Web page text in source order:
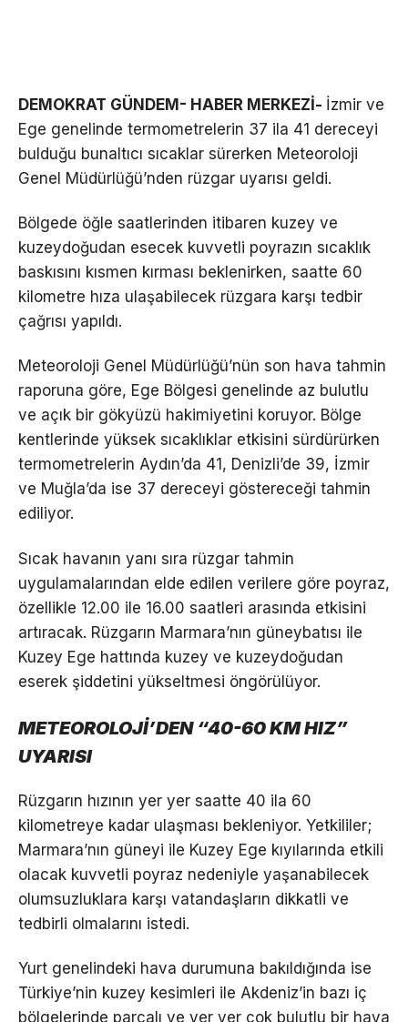
DEMOKRAT GÜNDEM- HABER MERKEZİ- İzmir ve
Ege genelinde termometrelerin 37 ila 41 dereceyi
bulduğu bunaltıcı sıcaklar sürerken Meteoroloji
Genel Müdürlüğü’nden rüzgar uyarısı geldi.
Bölgede öğle saatlerinden itibaren kuzey ve
kuzeydoğudan esecek kuvvetli poyrazın sıcaklık
baskısını kısmen kırması beklenirken, saatte 60
kilometre hıza ulaşabilecek rüzgara karşı tedbir
çağrısı yapıldı.
Meteoroloji Genel Müdürlüğü’nün son hava tahmin
raporuna göre, Ege Bölgesi genelinde az bulutlu
ve açık bir gökyüzü hakimiyetini koruyor. Bölge
kentlerinde yüksek sıcaklıklar etkisini sürdürürken
termometrelerin Aydın’da 41, Denizli’de 39, İzmir
ve Muğla’da ise 37 dereceyi göstereceği tahmin
ediliyor.
Sıcak havanın yanı sıra rüzgar tahmin
uygulamalarından elde edilen verilere göre poyraz,
özellikle 12.00 ile 16.00 saatleri arasında etkisini
artıracak. Rüzgarın Marmara’nın güneybatısı ile
Kuzey Ege hattında kuzey ve kuzeydoğudan
eserek şiddetini yükseltmesi öngörülüyor.
METEOROLOJİ’DEN “40-60 KM HIZ”
UYARISI
Rüzgarın hızının yer yer saatte 40 ila 60
kilometreye kadar ulaşması bekleniyor. Yetkililer;
Marmara’nın güneyi ile Kuzey Ege kıyılarında etkili
olacak kuvvetli poyraz nedeniyle yaşanabilecek
olumsuzluklara karşı vatandaşların dikkatli ve
tedbirli olmalarını istedi.
Yurt genelindeki hava durumuna bakıldığında ise
Türkiye’nin kuzey kesimleri ile Akdeniz’in bazı iç
bölgelerinde parçalı ve yer yer çok bulutlu bir hava